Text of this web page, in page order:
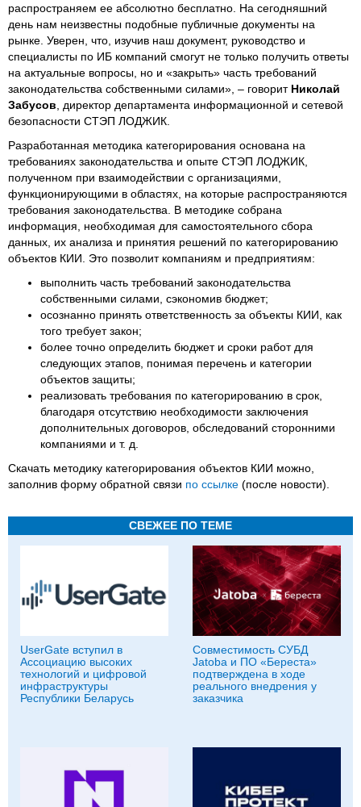
распространяем ее абсолютно бесплатно. На сегодняшний
день нам неизвестны подобные публичные документы на
рынке. Уверен, что, изучив наш документ, руководство и
специалисты по ИБ компаний смогут не только получить ответы
на актуальные вопросы, но и «закрыть» часть требований
законодательства собственными силами», – говорит Николай
Забусов , директор департамента информационной и сетевой
безопасности СТЭП ЛОДЖИК.
Разработанная методика категорирования основана на
требованиях законодательства и опыте СТЭП ЛОДЖИК,
полученном при взаимодействии с организациями,
функционирующими в областях, на которые распространяются
требования законодательства. В методике собрана
информация, необходимая для самостоятельного сбора
данных, их анализа и принятия решений по категорированию
объектов КИИ. Это позволит компаниям и предприятиям:
выполнить часть требований законодательства
собственными силами, сэкономив бюджет;
осознанно принять ответственность за объекты КИИ, как
того требует закон;
более точно определить бюджет и сроки работ для
следующих этапов, понимая перечень и категории
объектов защиты;
реализовать требования по категорированию в срок,
благодаря отсутствию необходимости заключения
дополнительных договоров, обследований сторонними
компаниями и т. д.
Скачать методику категорирования объектов КИИ можно,
заполнив форму обратной связи по ссылке (после новости).
СВЕЖЕЕ ПО ТЕМЕ
UserGate вступил в
Ассоциацию высоких
технологий и цифровой
инфраструктуры
Республики Беларусь
Совместимость СУБД
Jatoba и ПО «Береста»
подтверждена в ходе
реального внедрения у
заказчика